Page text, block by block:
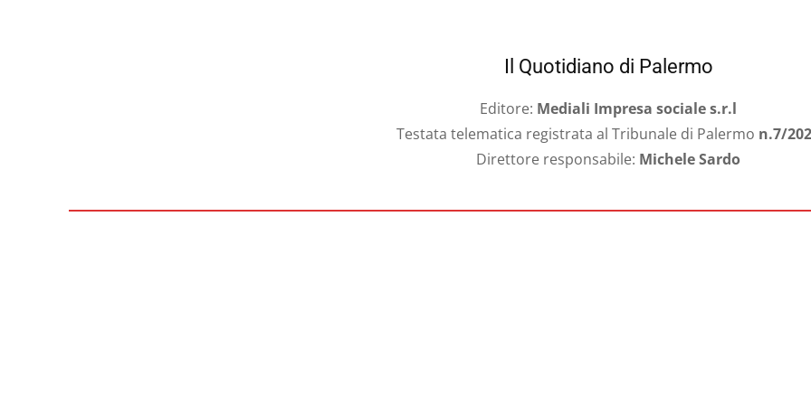
Il Quotidiano di Palermo
Editore: Mediali Impresa sociale s.r.l
Testata telematica registrata al Tribunale di Palermo n.7/
Direttore responsabile: Michele Sardo